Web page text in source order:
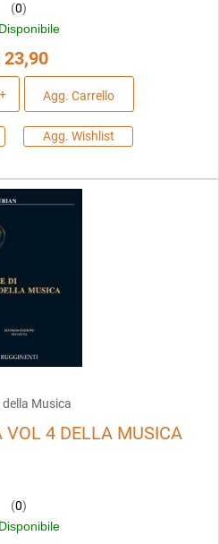
(0)
Disponibile
23,90
Agg. Carrello
Agg. Wishlist
Musica
VOL 4 DELLA MUSICA
(0)
Disponibile